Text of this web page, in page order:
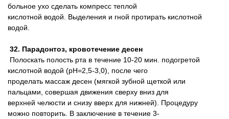
больное ухо сделать компресс теплой
кислотной водой. Выделения и гной протирать кислотной
водой.
32. Парадонтоз, кровотечение десен
Полоскать полость рта в течение 10-20 мин. подогретой
кислотной водой (pH=2,5-3,0), после чего
проделать массаж десен (мягкой зубной щеткой или
пальцами, совершая движения сверху вниз для
верхней челюсти и снизу вверх для нижней). Процедуру
можно повторить. В заключение в течение 3-